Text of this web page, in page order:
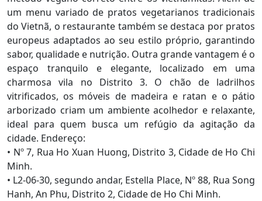
um menu variado de pratos vegetarianos tradicionais
do Vietnã, o restaurante também se destaca por pratos
europeus adaptados ao seu estilo próprio, garantindo
sabor, qualidade e nutrição. Outra grande vantagem é o
espaço tranquilo e elegante, localizado em uma
charmosa vila no Distrito 3. O chão de ladrilhos
vitrificados, os móveis de madeira e ratan e o pátio
arborizado criam um ambiente acolhedor e relaxante,
ideal para quem busca um refúgio da agitação da
cidade. Endereço:
• Nº 7, Rua Ho Xuan Huong, Distrito 3, Cidade de Ho Chi
Minh.
• L2-06-30, segundo andar, Estella Place, Nº 88, Rua Song
Hanh, An Phu, Distrito 2, Cidade de Ho Chi Minh.